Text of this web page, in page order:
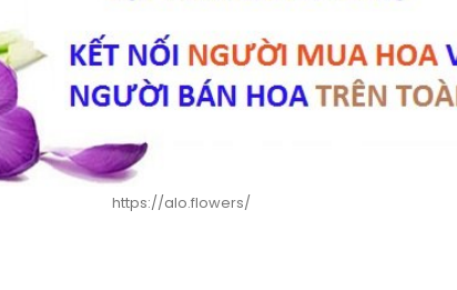
https://alo.flowers/